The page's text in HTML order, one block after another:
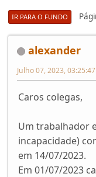
IR PARA O FUNDO
alexander
Julho 07, 2023,
Caros colegas,
Um trabalhador
incapacidade)
em 14/07/2023.
Em 01/07/2023